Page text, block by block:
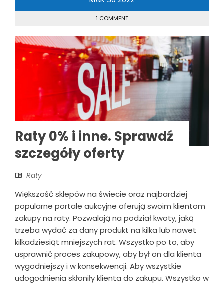
1 COMMENT
Raty 0% i inne. Sprawdź
szczegóły oferty
Raty
Większość sklepów na świecie oraz najbardziej
popularne portale aukcyjne oferują swoim klientom
zakupy na raty. Pozwalają na podział kwoty, jaką
trzeba wydać za dany produkt na kilka lub nawet
kilkadziesiąt mniejszych rat. Wszystko po to, aby
usprawnić proces zakupowy, aby był on dla klienta
wygodniejszy i w konsekwencji. Aby wszystkie
udogodnienia skłoniły klienta do zakupu. Wszystko w